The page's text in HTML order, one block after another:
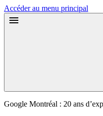
Accéder au menu principal
Google Montréal : 20 ans